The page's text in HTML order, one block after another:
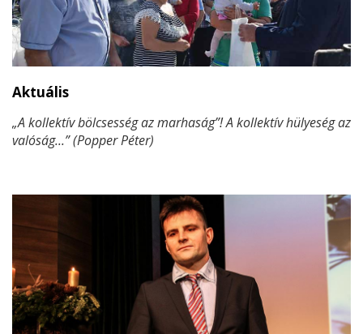
Aktuális
„A kollektív bölcsesség az marhaság”! A kollektív hülyeség az
valóság...” (Popper Péter)